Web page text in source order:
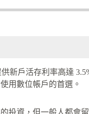
新戶活存利率高達
用數位帳戶的首選。